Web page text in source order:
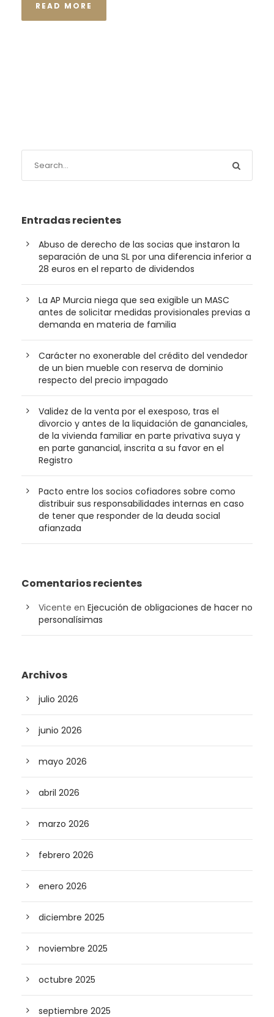
READ MORE
Entradas recientes
Abuso de derecho de las socias que instaron la
separación de una SL por una diferencia inferior a
28 euros en el reparto de dividendos
La AP Murcia niega que sea exigible un MASC
antes de solicitar medidas provisionales previas a
demanda en materia de familia
Carácter no exonerable del crédito del vendedor
de un bien mueble con reserva de dominio
respecto del precio impagado
Validez de la venta por el exesposo, tras el
divorcio y antes de la liquidación de gananciales,
de la vivienda familiar en parte privativa suya y
en parte ganancial, inscrita a su favor en el
Registro
Pacto entre los socios cofiadores sobre como
distribuir sus responsabilidades internas en caso
de tener que responder de la deuda social
afianzada
Comentarios recientes
Vicente en Ejecución de obligaciones de hacer no
personalísimas
Archivos
julio 2026
junio 2026
mayo 2026
abril 2026
marzo 2026
febrero 2026
enero 2026
diciembre 2025
noviembre 2025
octubre 2025
septiembre 2025